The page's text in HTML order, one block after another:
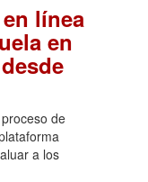
línea
en
de
a los